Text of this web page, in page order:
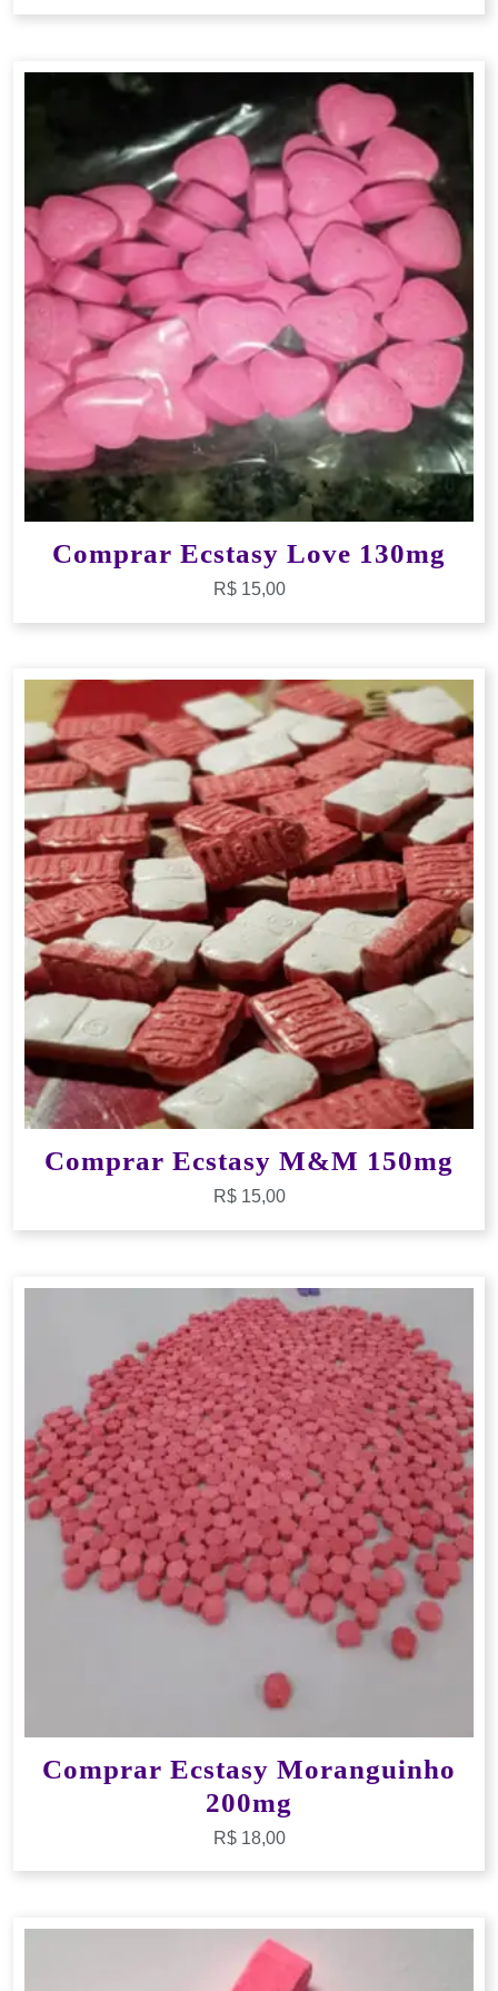
Comprar Ecstasy Love 130mg
R$15,00
Comprar Ecstasy M&M 150mg
R$15,00
Comprar Ecstasy Moranguinho
200mg
R$18,00